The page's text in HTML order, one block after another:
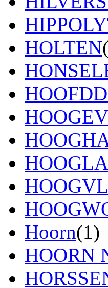
HOLTEN
Hoorn(1)
HOORN